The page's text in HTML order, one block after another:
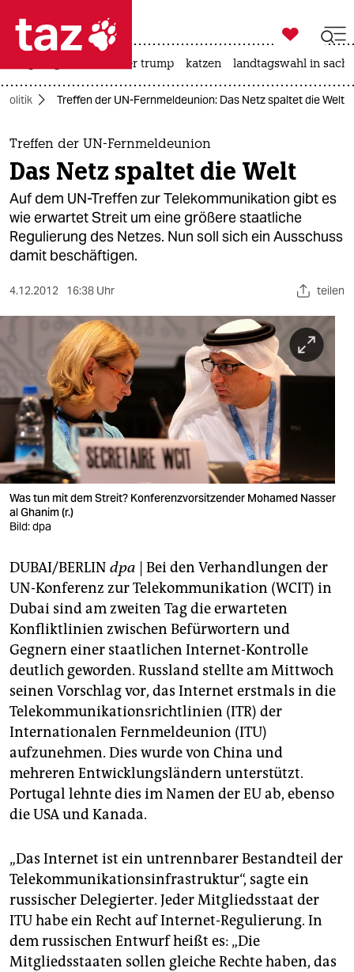
 taz zahl ich
taz zahl ich
themen
politik
öko
gesellschaft
kultur
sport
berlin
nord
wahrheit
verlag
verlag
veranstaltungen
fragen & hilfe
unterstützen
abo
genossenschaft
epaper login

taz zahl ich
usa unter trump katzen landtagswahl in
Treffen der UN-Fernmeldeunion: Das Netz spaltet die Welt
Treffen der UN-Fernmeldeunion
Das Netz spaltet die Welt
Auf dem UN-Treffen zur Telekommunikation gibt es
wie erwartet Streit um eine größere staatliche
Regulierung des Netzes. Nun soll sich ein Ausschuss
damit beschäftigen.
4.12.2012 16:38 Uhr teilen
Was tun mit dem Streit? Konferenzvorsitzender Mohamed Nasser
al Ghanim (r.)
Bild: dpa
DUBAI/BERLIN dpa | Bei den Verhandlungen der
UN-Konferenz zur Telekommunikation (WCIT) in
Dubai sind am zweiten Tag die erwarteten
Konfliktlinien zwischen Befürwortern und
Gegnern einer staatlichen Internet-Kontrolle
deutlich geworden. Russland stellte am Mittwoch
seinen Vorschlag vor, das Internet erstmals in die
Telekommunikationsrichtlinien (ITR) der
Internationalen Fernmeldeunion (ITU)
aufzunehmen. Dies wurde von China und
mehreren Entwicklungsländern unterstützt.
Portugal lehnte dies im Namen der EU ab, ebenso
die USA und Kanada.
„Das Internet ist ein untrennbarer Bestandteil der
Telekommunikationsinfrastruktur“, sagte ein
russischer Delegierter. Jeder Mitgliedsstaat der
ITU habe ein Recht auf Internet-Regulierung. In
dem russischen Entwurf heißt es: „Die
Mitgliedsstaaten sollen gleiche Rechte haben, das